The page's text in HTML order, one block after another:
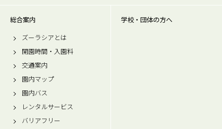
総合案内
ズーラシアとは
開園時間・入園料
交通案内
園内マップ
園内バス
レンタルサービス
バリアフリー
学校・団体の方へ